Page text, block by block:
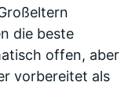
die beste
offen, aber
vorbereitet als